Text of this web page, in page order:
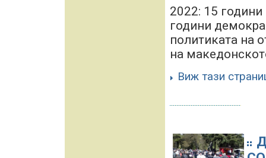
2022: 15
години
политиката на
на
Виж тази